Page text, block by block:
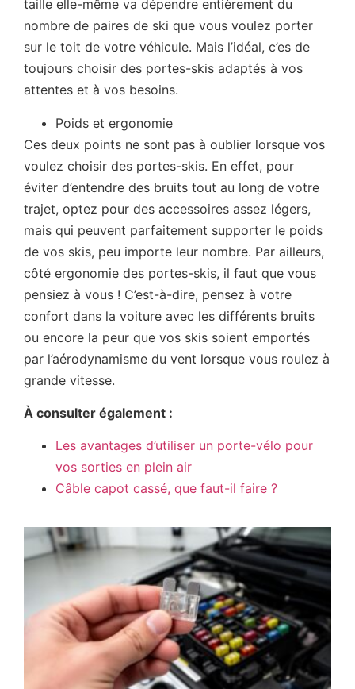
taille elle-même va dépendre entièrement du
nombre de paires de ski que vous voulez porter
sur le toit de votre véhicule. Mais l’idéal, c’es de
toujours choisir des portes-skis adaptés à vos
attentes et à vos besoins.
Poids et ergonomie
Ces deux points ne sont pas à oublier lorsque vos
voulez choisir des portes-skis. En effet, pour
éviter d’entendre des bruits tout au long de votre
trajet, optez pour des accessoires assez légers,
mais qui peuvent parfaitement supporter le poids
de vos skis, peu importe leur nombre. Par ailleurs,
côté ergonomie des portes-skis, il faut que vous
pensiez à vous ! C’est-à-dire, pensez à votre
confort dans la voiture avec les différents bruits
ou encore la peur que vos skis soient emportés
par l’aérodynamisme du vent lorsque vous roulez à
grande vitesse.
À consulter également :
Les avantages d’utiliser un porte-vélo pour
vos sorties en plein air
Câble capot cassé, que faut-il faire ?